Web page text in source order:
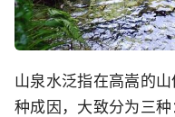
山泉水泛指在高嵩的
种成因，大致分为三